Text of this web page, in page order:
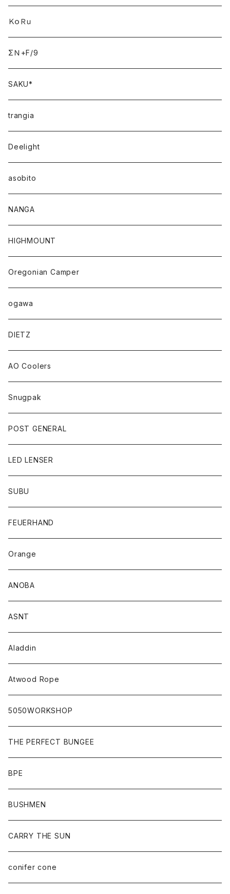
ＫｏＲｕ
ΣＮ+F/9
SAKU*
trangia
Deelight
asobito
NANGA
HIGHMOUNT
Oregonian Camper
ogawa
DIETZ
AO Coolers
Snugpak
POST GENERAL
LED LENSER
SUBU
FEUERHAND
Orange
ANOBA
ASNT
Aladdin
Atwood Rope
5050WORKSHOP
THE PERFECT BUNGEE
BPE
BUSHMEN
CARRY THE SUN
conifer cone